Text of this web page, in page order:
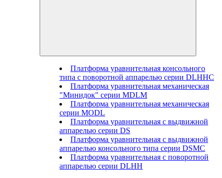
Платформа уравнительная консольного
типа с поворотной аппарелью серии DLHHC
Платформа уравнительная механическая
"Минидок" серии MDLM
Платформа уравнительная механическая
серии MODL
Платформа уравнительная с выдвижной
аппарелью серии DS
Платформа уравнительная с выдвижной
аппарелью консольного типа серии DSMC
Платформа уравнительная с поворотной
аппарелью серии DLHH